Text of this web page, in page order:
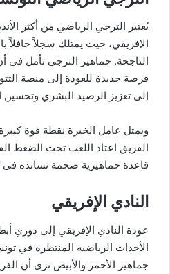
يُعتبر الترجي الرياضي من أكثر
الإفريقي، حيث يمتلك سجلاً حافلاً
الناجحة. جماهير الترجي تأمل في
فرصة جديدة للعودة إلى منصة
إلى تعزيز الرصيد البشري وتحسين
ويمثل عامل الخبرة نقطة قوة
الفريق اعتاد اللعب تحت الضغط
قاعدة جماهيرية ضخمة تسانده في
النادي الإفريقي
عودة النادي الإفريقي إلى دوري
الأحداث الرياضية المنتظرة في
جماهير الأحمر والأبيض ترى أن